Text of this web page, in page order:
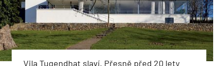
Vila Tugendhat slaví. Přesně před 20 lety